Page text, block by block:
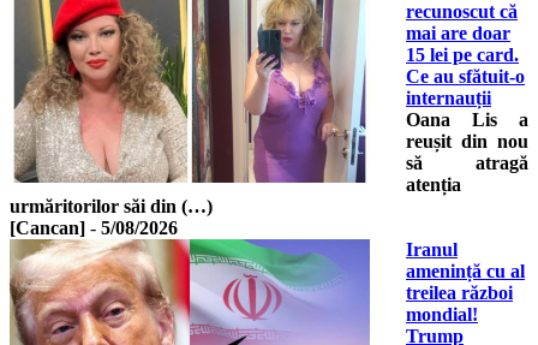
recunoscut că
mai are doar
15 lei pe card.
Ce au sfătuit-o
internauții
Oana Lis a
reușit din nou
să atragă
atenția
urmăritorilor săi din (…)
[Cancan] - 5/08/2026
Iranul
amenință cu al
treilea război
mondial!
Trump